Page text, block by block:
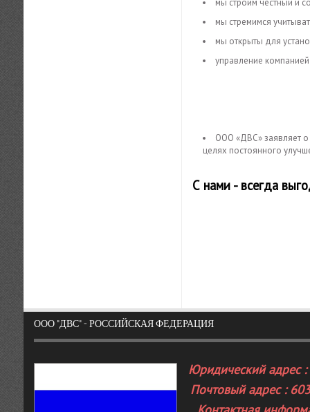
мы стремимся
мы открыты для
управление
ООО «ДВС» заявляет о
целях постоянного
С нами - всегда
ООО "ДВС" - РОССИЙСКАЯ ФЕДЕРАЦИЯ
Юридический адрес
Почтовый адрес :